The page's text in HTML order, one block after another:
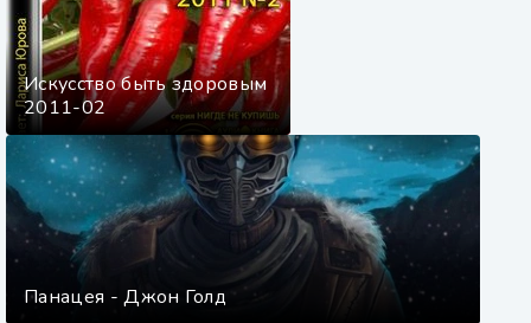
Искусство быть здоровым
2011-02
Панацея - Джон Голд